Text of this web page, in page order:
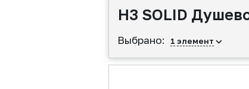
H3 SOLID
Выбрано: 1 элемент